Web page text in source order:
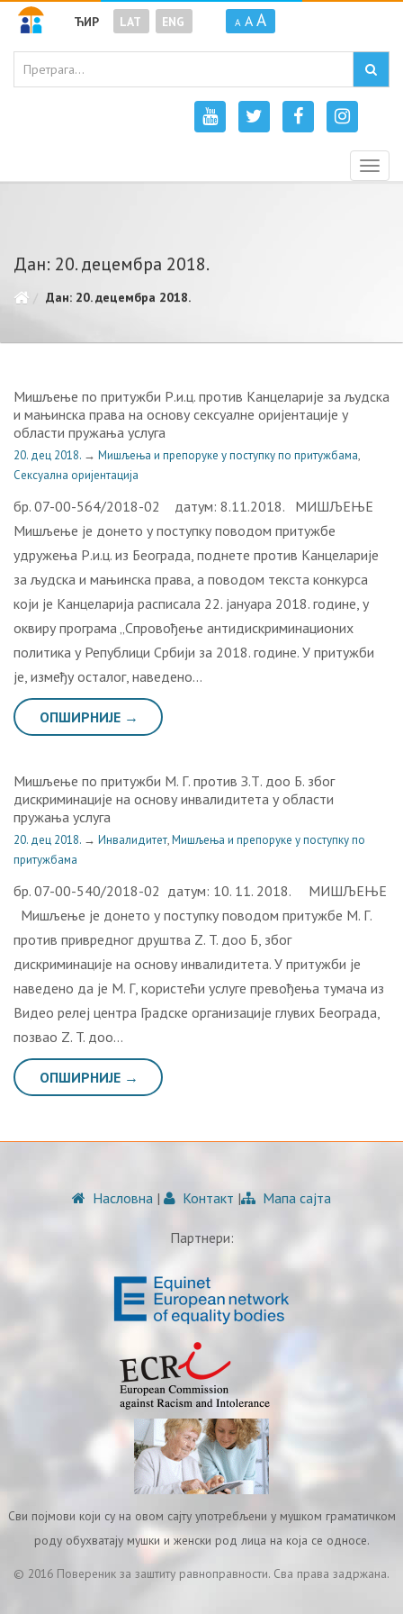
ЋИР LAT ENG A A A
Дан: 20. децембра 2018.
Дан: 20. децембра 2018.
Мишљење по притужби Р.и.ц. против Канцеларије за људска
и мањинска права на основу сексуалне оријентације у
области пружања услуга
20. дец 2018. → Мишљења и препоруке у поступку по притужбама,
Сексуална оријентација
бр. 07-00-564/2018-02 датум: 8.11.2018. МИШЉЕЊЕ
Мишљење је донето у поступку поводом притужбе
удружења Р.и.ц. из Београда, поднете против Канцеларије
за људска и мањинска права, а поводом текста конкурса
који је Канцеларија расписала 22. јануара 2018. године, у
оквиру програма „Спровођење антидискриминационих
политика у Републици Србији за 2018. годинe. У притужби
је, између осталог, наведено…
ОПШИРНИЈЕ →
Мишљење по притужби М. Г. против З.Т. доо Б. због
дискриминације на основу инвалидитета у области
пружања услуга
20. дец 2018. → Инвалидитет,Мишљења и препоруке у поступку по
притужбама
бр. 07-00-540/2018-02 датум: 10. 11. 2018. МИШЉЕЊЕ
Мишљење је донето у поступку поводом притужбе М. Г.
против привредног друштва Z. T. доо Б, због
дискриминације на основу инвалидитета. У притужби је
наведено да је М. Г, користећи услуге превођења тумача из
Видео релеј центра Градске организације глувих Београда,
позвао Z. T. доо…
ОПШИРНИЈЕ →
Насловна | Контакт | Мапа сајта
Партнери:
Сви појмови који су на овом сајту употребљени у мушком граматичком
роду обухватају мушки и женски род лица на која се односе.
© 2016 Повереник за заштиту равноправности. Сва права задржана.